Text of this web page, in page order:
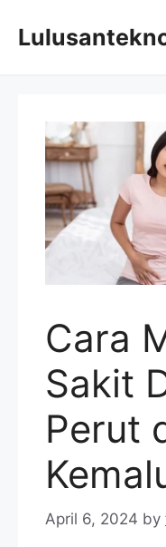
Cara
Sakit
Perut
April 6, 2024 by